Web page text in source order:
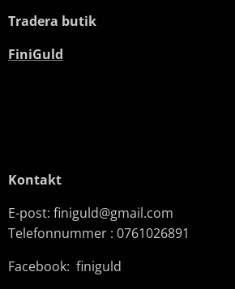
Tradera butik
FiniGuld
Kontakt
E-post: finiguld@gmail.com
Telefonnummer : 0761026891
Facebook: finiguld